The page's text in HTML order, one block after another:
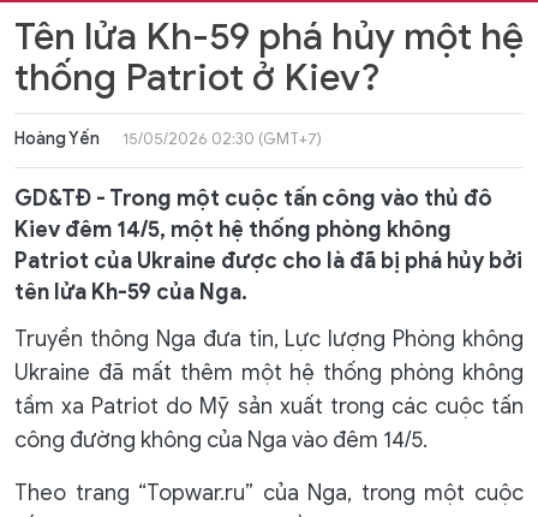
Tên lửa Kh-59 phá hủy một hệ
thống Patriot ở Kiev?
Hoàng Yến 15/05/2026 02:30 (GMT+7)
GD&TĐ - Trong một cuộc tấn công vào thủ đô
Kiev đêm 14/5, một hệ thống phòng không
Patriot của Ukraine được cho là đã bị phá hủy bởi
tên lửa Kh-59 của Nga.
Truyền thông Nga đưa tin, Lực lượng Phòng không
Ukraine đã mất thêm một hệ thống phòng không
tầm xa Patriot do Mỹ sản xuất trong các cuộc tấn
công đường không của Nga vào đêm 14/5.
Theo trang “Topwar.ru” của Nga, trong một cuộc